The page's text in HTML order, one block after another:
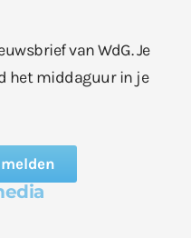
van WdG. Je
het middaguur in je